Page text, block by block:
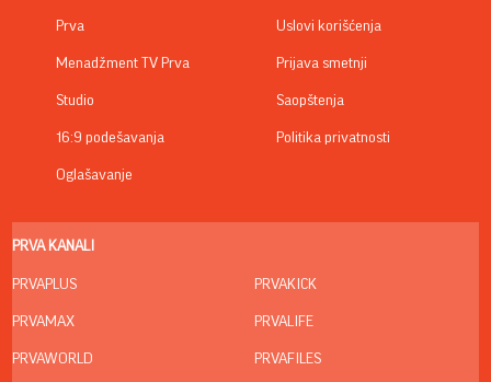
Prva
Menadžment TV Prva
Studio
16:9 podešavanja
Oglašavanje
Uslovi korišćenja
Prijava smetnji
Saopštenja
Politika privatnosti
PRVA KANALI
PRVAPLUS
PRVAMAX
PRVAWORLD
PRVAKICK
PRVALIFE
PRVAFILES